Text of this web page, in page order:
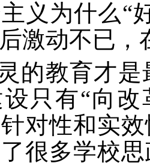
义为什么“
激动不已，
的教育才
只有“向
对性和实
很多学校